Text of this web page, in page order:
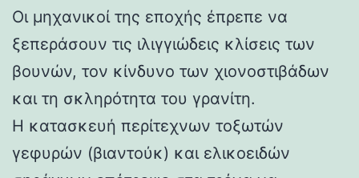
Οι μηχανικοί της εποχής έπρεπε να
ξεπεράσουν τις ιλιγγιώδεις κλίσεις των
βουνών, τον κίνδυνο των χιονοστιβάδων
και τη σκληρότητα του γρανίτη.
Η κατασκευή περίτεχνων τοξωτών
γεφυρών (βιαντούκ) και ελικοειδών